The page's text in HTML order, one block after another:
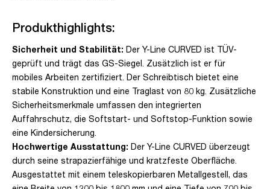
Produkthighlights:
Sicherheit und Stabilität: Der Y-Line CURVED ist TÜV-
geprüft und trägt das GS-Siegel. Zusätzlich ist er für
mobiles Arbeiten zertifiziert. Der Schreibtisch bietet eine
stabile Konstruktion und eine Traglast von 80 kg. Zusätzliche
Sicherheitsmerkmale umfassen den integrierten
Auffahrschutz, die Softstart- und Softstop-Funktion sowie
eine Kindersicherung.
Hochwertige Ausstattung: Der Y-Line CURVED überzeugt
durch seine strapazierfähige und kratzfeste Oberfläche.
Ausgestattet mit einem teleskopierbaren Metallgestell, das